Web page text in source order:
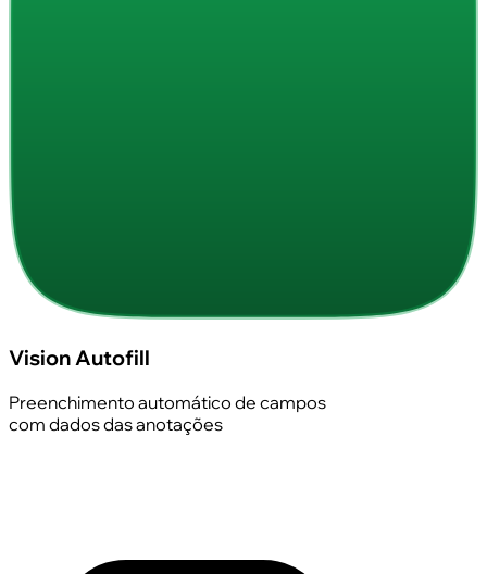
Vision Autofill
Preenchimento automático de campos
com dados das anotações